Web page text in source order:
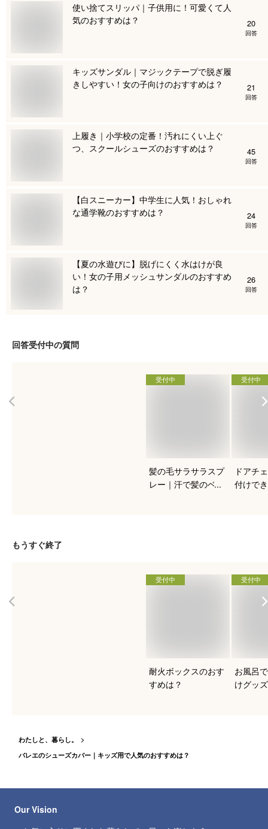
使い捨てスリッパ｜子供用に！可愛くて人
気のおすすめは？
20
回答
キッズサンダル｜マジックテープで脱ぎ履
きしやすい！女の子向けのおすすめは？
21
回答
上履き｜小学校の定番！汚れにくい上ぐ
つ、スクールシューズのおすすめは？
45
回答
【白スニーカー】中学生に人気！おしゃれ
な通学靴のおすすめは？
24
回答
【夏の水遊びに】脱げにくく水はけが良
い！女の子用メッシュサンダルのおすすめ
は？
26
回答
回答受付中の質問
受付中
髪の毛サラサラスプ
レー｜汗で髪のベタ
受付中
ドアチ
付けで
もうすぐ終了
受付中
耐火ボックスのおす
すめは？
受付中
お風呂
けグッ
わたしと、暮らし。
バレエのシューズカバー｜キッズ用で人気のおすすめは？
Our Vision